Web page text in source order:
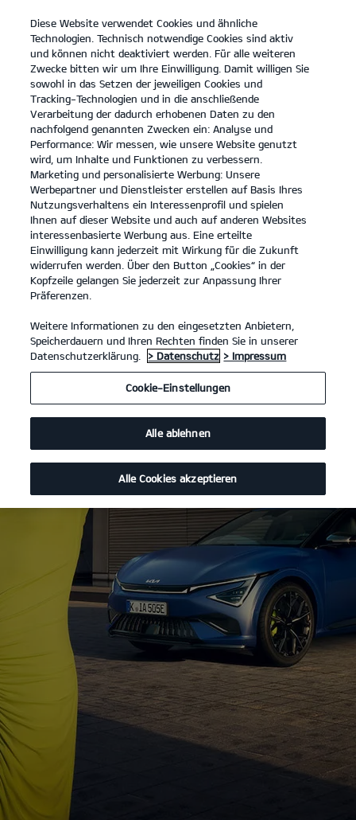
open
menu
KONTAKT
Der Kia EV6 GT
Konfigurator
... ... DER KIA EV6 GT
Der neue Kia EV6 GT.
Von Natur aus kraftvoll.
Diese Website verwendet Cookies und ähnliche
Technologien. Technisch notwendige Cookies sind aktiv
und können nicht deaktiviert werden. Für alle weiteren
Zwecke bitten wir um Ihre Einwilligung. Damit willigen Sie
sowohl in das Setzen der jeweiligen Cookies und
Tracking-Technologien und in die anschließende
Verarbeitung der dadurch erhobenen Daten zu den
nachfolgend genannten Zwecken ein: Analyse und
Performance: Wir messen, wie unsere Website genutzt
wird, um Inhalte und Funktionen zu verbessern.
Marketing und personalisierte Werbung: Unsere
Werbepartner und Dienstleister erstellen auf Basis Ihres
Nutzungsverhaltens ein Interessenprofil und spielen
Ihnen auf dieser Website und auch auf anderen Websites
interessenbasierte Werbung aus. Eine erteilte
Einwilligung kann jederzeit mit Wirkung für die Zukunft
widerrufen werden. Über den Button „Cookies“ in der
Kopfzeile gelangen Sie jederzeit zur Anpassung Ihrer
Präferenzen.
Weitere Informationen zu den eingesetzten Anbietern,
Speicherdauern und Ihren Rechten finden Sie in unserer
Datenschutzerklärung.
> Datenschutz > Impressum
Cookie-Einstellungen
Alle ablehnen
Alle Cookies akzeptieren